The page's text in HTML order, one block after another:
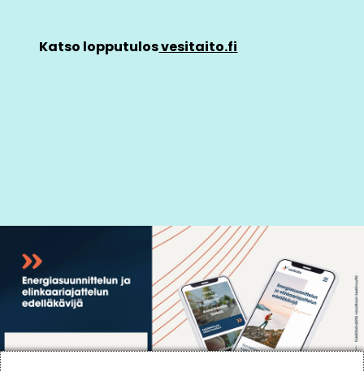
Katso lopputulosvesitaito.fi